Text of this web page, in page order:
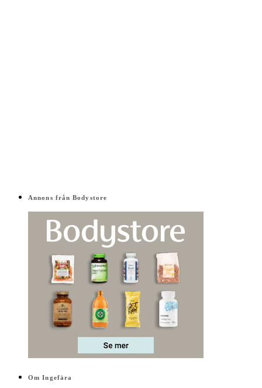
Annons från Bodystore
Om Ingefära